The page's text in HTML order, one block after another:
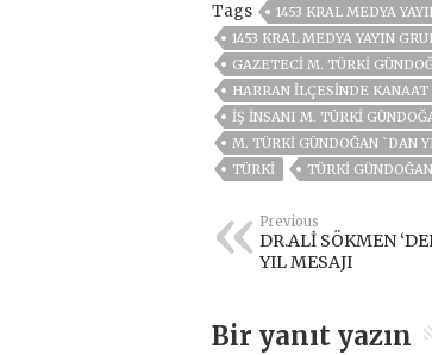
Tags
1453 KRAL MEDYA
1453 KRAL MEDYA YAYIN
GAZETECİ M. TÜRKI
HARRAN İLÇESINDE
IŞ INSANI M. TÜRKI
M. TÜRKI GÜNDOĞAN `DAN
TÜRKI
TÜRKI GÜNDOĞAN
Previous
DR.ALİ SÖKMEN
YIL MESAJI
Bir yanıt yazın